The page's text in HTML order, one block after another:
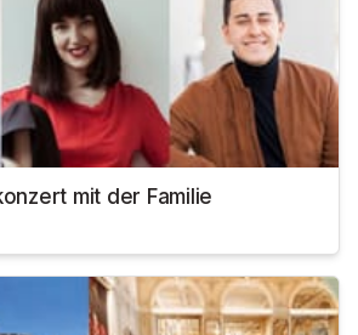
mit der Familie